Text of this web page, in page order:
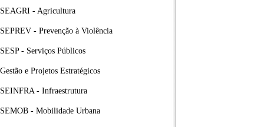
SEAGRI - Agricultura
SEPREV - Prevenção à Violência
SESP - Serviços Públicos
Gestão e Projetos Estratégicos
SEINFRA - Infraestrutura
SEMOB - Mobilidade Urbana